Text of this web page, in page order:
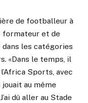
de footballeur à
formateur et de
les catégories
«Dans le temps, il
Sports, avec
jouait au même
dû aller au Stade